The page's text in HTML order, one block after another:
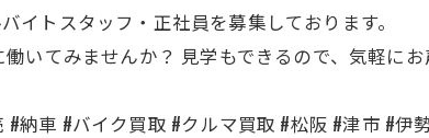
イトスタッフ・正社員を募集しております。
いてみませんか？ 見学もできるので、気軽に
納車 #バイク買取 #クルマ買取 #松阪 #津市 #伊